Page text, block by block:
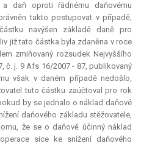
daň oproti řádnému daňovému
takto postupovat v případě,
navýšen základě daně pro
již tato částka byla zdaněna v roce
zmiňovaný rozsudek Nejvyššího
č. j. 9 Afs 16/2007 - 87, publikovaný
však v daném případě nedošlo,
tuto částku zaúčtoval pro rok
by se jednalo o náklad daňové
daňového základu stěžovatele,
že se o daňově účinný náklad
sice ke snížení daňového